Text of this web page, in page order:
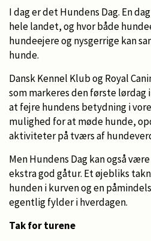
I dag er det Hundens Dag. En
hele landet, og hvor både
hundeejere og nysgerrige kan
hunde.
Dansk Kennel Klub og Royal
som markeres den første lørdag
at fejre hundens betydning i
mulighed for at møde hunde,
aktiviteter på tværs af
Men Hundens Dag kan også
ekstra god gåtur. Et øjebliks
hunden i kurven og en
egentlig fylder i hverdagen.
Tak for turene